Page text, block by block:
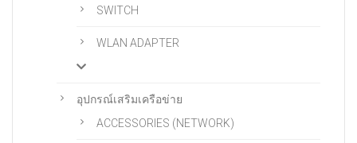
SWITCH
WLAN ADAPTER
อุปกรณ์เสริมเครือข่าย
ACCESSORIES (NETWORK)